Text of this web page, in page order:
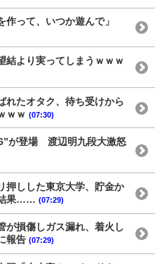
作って、いつか遊んで」
結より実ってしまうｗｗｗ
れたオタク、待ち受けから
ｗｗ (07:30)
が登場 渡辺明九段大激怒
押しした東京大学、貯金か
結果…… (07:29)
が損傷しガス漏れ、着火し
報告 (07:29)